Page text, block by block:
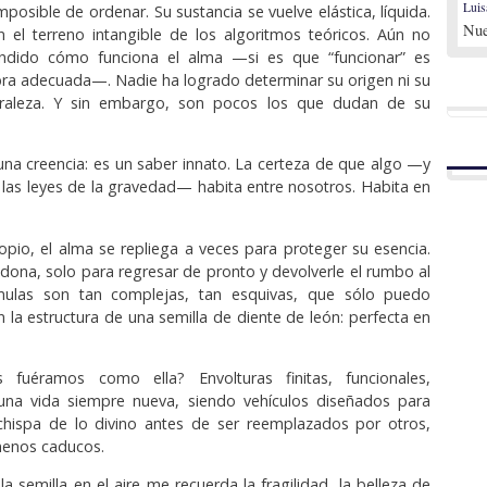
de ordenar. Su sustancia se vuelve elástica, líquida.
el terreno intangible de los algoritmos teóricos. Aún no
cómo funciona el alma —si es que “funcionar” es
adecuada—. Nadie ha logrado determinar su origen ni su
Y sin embargo, son pocos los que dudan de su
creencia: es un saber innato. La certeza de que algo —y
leyes de la gravedad— habita entre nosotros. Habita en
el alma se repliega a veces para proteger su esencia.
solo para regresar de pronto y devolverle el rumbo al
son tan complejas, tan esquivas, que sólo puedo
la estructura de una semilla de diente de león: perfecta en
fuéramos como ella? Envolturas finitas, funcionales,
vida siempre nueva, siendo vehículos diseñados para
de lo divino antes de ser reemplazados por otros,
caducos.